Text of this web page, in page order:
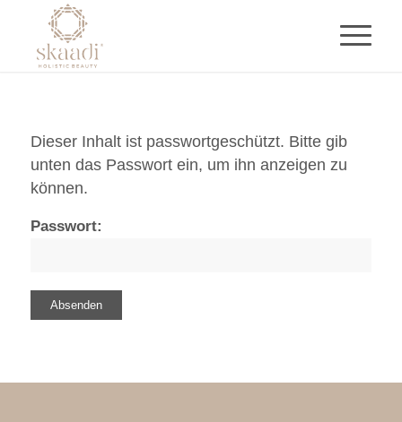
Dieser Inhalt ist passwortgeschützt. Bitte gib
unten das Passwort ein, um ihn anzeigen zu
können.
Passwort: